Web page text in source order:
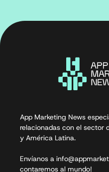
App Marketing News
relacionadas con el sector
y América Latina.
Envíanos a
contaremos al mundo!